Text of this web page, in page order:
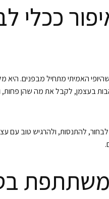
ככלי
האמיתי מתחיל מבפנים. היא
בעצמן, לקבל את מה שהן פחות,
להתנסות, ולהרגיש טוב עם
משתתפת